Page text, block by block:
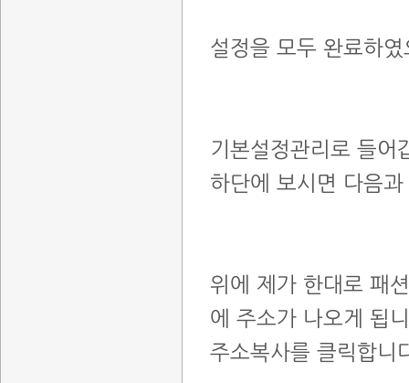
설정을 모두 완료하
기본설정관리로 들어
하단에 보시면 다음
위에 제가 한대로 패
에 주소가 나오게 됩
주소복사를 클릭합니